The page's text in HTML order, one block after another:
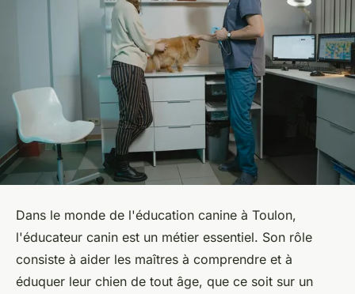
Dans le monde de l'éducation canine à Toulon,
l'éducateur canin est un métier essentiel. Son rôle
consiste à aider les maîtres à comprendre et à
éduquer leur chien de tout âge, que ce soit sur un